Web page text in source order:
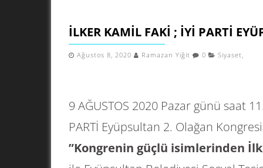
İLKER KAMIL FAKI ; İYI PARTI
Ağustos 8, 2020 Ramazan Yiğit 0 Siyaset,
9 AĞUSTOS 2020 Pazar günü saat
PARTİ Eyüpsultan 2. Olağan
”Kongrenin güçlü isimlerinden